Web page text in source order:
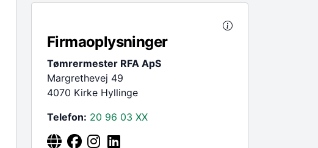
Firmaoplysninger
Tømrermester RFA ApS
Margrethevej 49
4070 Kirke Hyllinge
Telefon: 20 96 03 XX